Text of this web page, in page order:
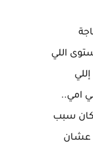
اللي
امي..
كان سبب
عشان